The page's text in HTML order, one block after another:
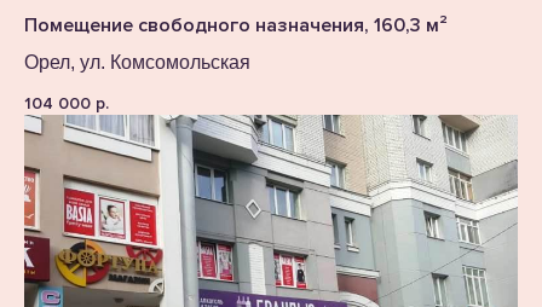
Помещение свободного назначения, 160,3 м²
Орел, ул. Комсомольская
104 000 р.